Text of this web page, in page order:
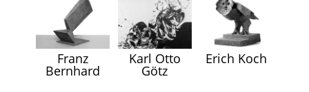
Franz
Bernhard
Karl Otto
Götz
Erich Koch